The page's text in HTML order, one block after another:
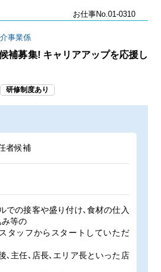
お仕事No.01-0310
事業係
補募集! キャリアアップを応援し
研修制度あり
者候補
での接客や盛り付け､食材の仕入
み等の
タッフからスタートしていただ
､主任､店長､エリア長といった店